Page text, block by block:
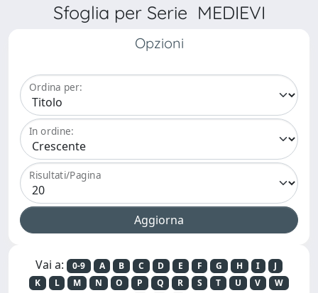
Sfoglia per Serie MEDIEVI
Opzioni
Ordina per:
In ordine:
Risultati/Pagina
Vai a: 0-9 A B C D E F G H I
J
K
L M N O P Q R S T U V
W